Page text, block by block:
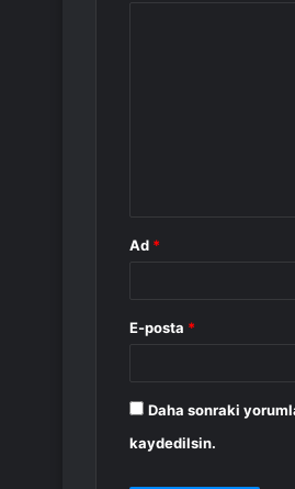
Ad *
E-posta *
Daha sonraki
kaydedilsin.